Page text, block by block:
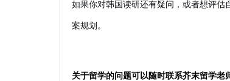
如果你对韩国读研还有疑问，或者想评
案规划。
关于留学的问题可以随时联系芥末留学老